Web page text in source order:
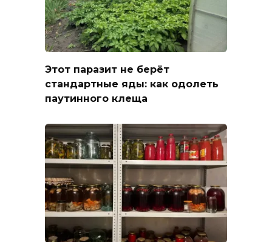
Этот паразит не берёт
стандартные яды: как одолеть
паутинного клеща